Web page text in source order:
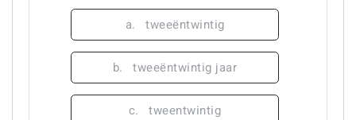
a. tweeëntwintig
b. tweeëntwintig jaar
c. tweentwintig